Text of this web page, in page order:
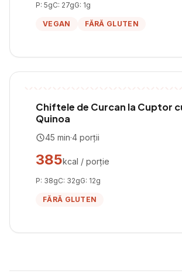
P: 5gC: 27gG: 1g
VEGAN FĂRĂ GLUTEN
Chiftele de Curcan la Cuptor
Quinoa
45 min·4 porții
385kcal / porție
P: 38gC: 32gG: 12g
FĂRĂ GLUTEN